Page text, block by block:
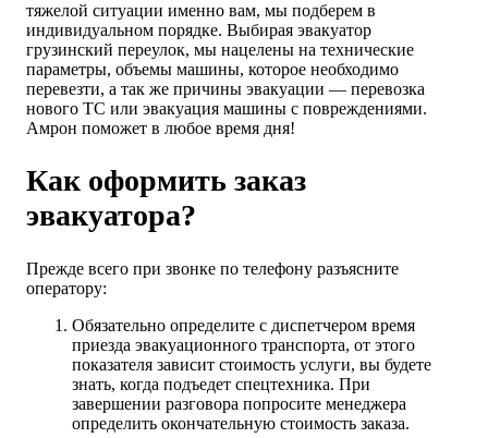
тяжелой ситуации именно вам, мы подберем в
индивидуальном порядке. Выбирая эвакуатор
грузинский переулок, мы нацелены на технические
параметры, объемы машины, которое необходимо
перевезти, а так же причины эвакуации — перевозка
нового ТС или эвакуация машины с повреждениями.
Амрон поможет в любое время дня!
Как оформить заказ
эвакуатора?
Прежде всего при звонке по телефону разъясните
оператору:
Обязательно определите с диспетчером время
приезда эвакуационного транспорта, от этого
показателя зависит стоимость услуги, вы будете
знать, когда подъедет спецтехника. При
завершении разговора попросите менеджера
определить окончательную стоимость заказа.